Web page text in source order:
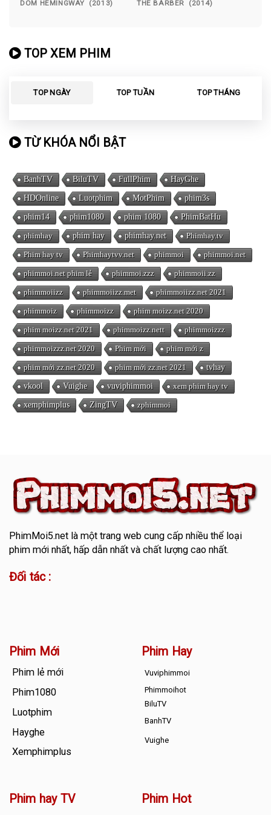
DOM HEMINGWAY (2013) THE BARBER (2014)
TOP XEM PHIM
TOP NGÀY TOP TUẦN TOP THÁNG
TỪ KHÓA NỔI BẬT
BanhTV BiluTV FullPhim HayGhe
HDOnline Luotphim MotPhim phim3s
phim14 phim1080 phim 1080 PhimBatHu
phimhay phim hay phimhay.net Phimhay.tv
Phim hay tv Phimhaytvv.net phimmoi phimmoi.net
phimmoi.net phim lẻ phimmoi.zzz phimmoii.zz
phimmoiizz phimmoiizz.met phimmoiizz.net 2021
phimmoiz phimmoizz phim moizz.net 2020
phim moizz.net 2021 phimmoizz.nett phimmoizzz
phimmoizzz.net 2020 Phim mới phim mới z
phim mới zz.net 2020 phim mới zz.net 2021 tvhay
vkool Vuighe vuviphimmoi xem phim hay tv
xemphimplus ZingTV zphimmoi
PhimMoi5.netlà một trang web cung cấp nhiều thể loại
phim mới nhất, hấp dẫn nhất và chất lượng cao nhất.
Đối tác :
Phim Mới
Phim lẻ mới
Phim1080
Luotphim
Hayghe
Xemphimplus
Phim Hay
Vuviphimmoi
Phimmoihot
BiluTV
BanhTV
Vuighe
Phim hay TV Phim Hot